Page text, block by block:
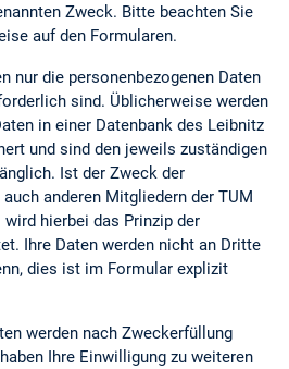
Zweck. Bitte beachten Sie
auf den Formularen.
nur die personenbezogenen Daten
sind. Üblicherweise werden
in einer Datenbank des Leibnitz
und sind den jeweils zuständigen
Ist der Zweck der
anderen Mitgliedern der TUM
hierbei das Prinzip der
Ihre Daten werden nicht an Dritte
dies ist im Formular explizit
werden nach Zweckerfüllung
Ihre Einwilligung zu weiteren